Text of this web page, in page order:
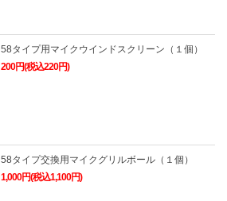
58タイプ用マイクウインドスクリーン（１個）
200円(税込220円)
58タイプ交換用マイクグリルボール（１個）
1,000円(税込1,100円)